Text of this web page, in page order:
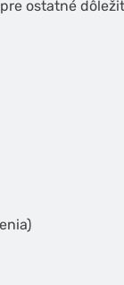
ostatné